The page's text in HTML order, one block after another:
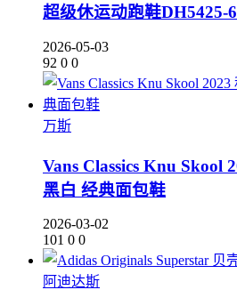
超级休运动跑鞋DH5425-
2026-05-03
92 0 0
万斯
Vans Classics Knu Skool
黑白 经典面包鞋
2026-03-02
101 0 0
阿迪达斯